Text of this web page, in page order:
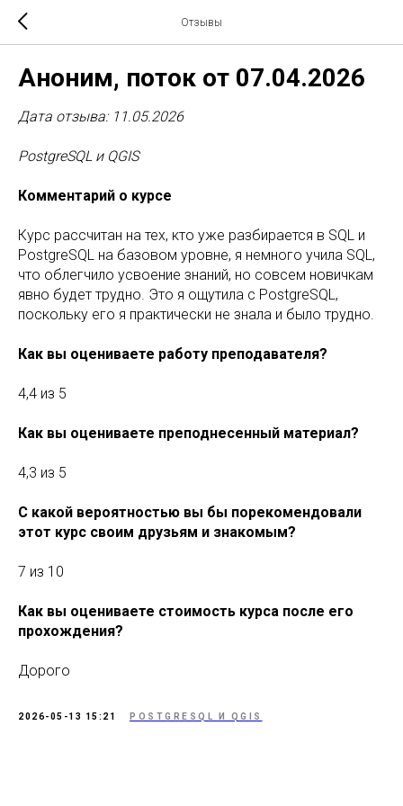
Отзывы
Аноним, поток от 07.04.2026
Дата отзыва: 11.05.2026
PostgreSQL и QGIS
Комментарий о курсе
Курс рассчитан на тех, кто уже разбирается в SQL и
PostgreSQL на базовом уровне, я немного учила SQL,
что облегчило усвоение знаний, но совсем новичкам
явно будет трудно. Это я ощутила с PostgreSQL,
поскольку его я практически не знала и было трудно.
Как вы оцениваете работу преподавателя?
4,4 из 5
Как вы оцениваете преподнесенный материал?
4,3 из 5
С какой вероятностью вы бы порекомендовали
этот курс своим друзьям и знакомым?
7 из 10
Как вы оцениваете стоимость курса после его
прохождения?
Дорого
2026-05-13 15:21 POSTGRESQL И QGIS